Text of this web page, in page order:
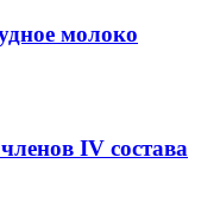
молоко
IV состава